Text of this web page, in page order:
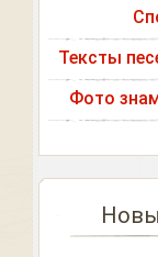
Тексты
Фото